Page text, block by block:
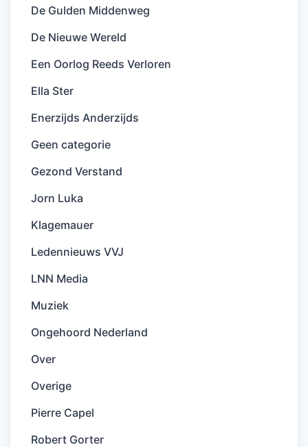
De Gulden Middenweg
De Nieuwe Wereld
Een Oorlog Reeds Verloren
Ella Ster
Enerzijds Anderzijds
Geen categorie
Gezond Verstand
Jorn Luka
Klagemauer
Ledennieuws VVJ
LNN Media
Muziek
Ongehoord Nederland
Over
Overige
Pierre Capel
Robert Gorter